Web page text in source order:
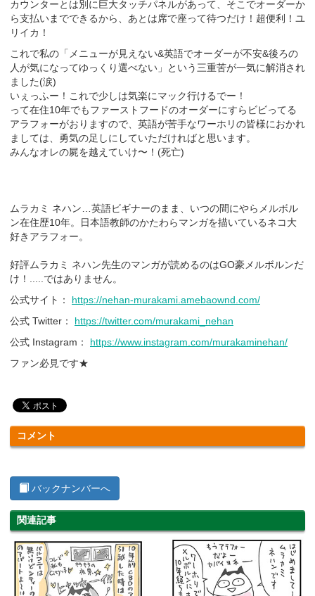
カウンターとは別に巨大タッチパネルがあって、そこでオーダーか
ら支払いまでできるから、あとは席で座って待つだけ！超便利！ユ
リイカ！
これで私の「メニューが見えない&英語でオーダーが不安&後ろの
人が気になってゆっくり選べない」という三重苦が一気に解消され
ました(涙)
いぇっふー！これで少しは気楽にマック行けるでー！
って在住10年でもファーストフードのオーダーにすらビビってる
アラフォーがおりますので、英語が苦手なワーホリの皆様におかれ
ましては、勇気の足しにしていただければと思います。
みんなオレの屍を越えていけ〜！(死亡)
ムラカミ ネハン…英語ビギナーのまま、いつの間にやらメルボル
ン在住歴10年。日本語教師のかたわらマンガを描いているネコ大
好きアラフォー。
好評ムラカミ ネハン先生のマンガが読めるのはGO豪メルボルンだ
け！.....ではありません。
公式サイト： https://nehan-murakami.amebaownd.com/
公式 Twitter： https://twitter.com/murakami_nehan
公式 Instagram： https://www.instagram.com/murakaminehan/
ファン必見です★
コメント
バックナンバーへ
関連記事